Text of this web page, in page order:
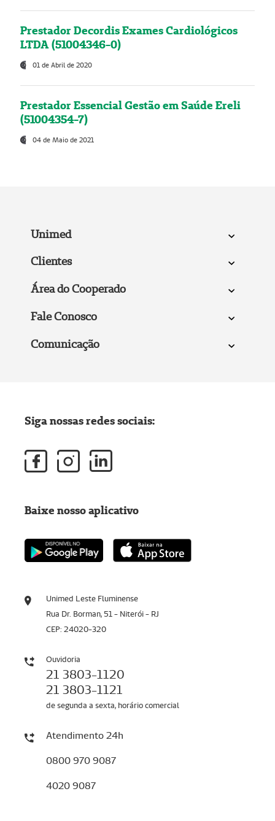
Prestador Decordis Exames Cardiológicos
LTDA (51004346-0)
01 de Abril de 2020
Prestador Essencial Gestão em Saúde Ereli
(51004354-7)
04 de Maio de 2021
Unimed
Clientes
Área do Cooperado
Fale Conosco
Comunicação
Unimed Leste Fluminense
Rua Dr. Borman, 51 - Niterói - RJ
CEP: 24020-320
Ouvidoria
21 3803-1120
21 3803-1121
de segunda a sexta, horário comercial
Atendimento 24h
0800 970 9087
4020 9087
Siga nossas redes sociais:
Baixe nosso aplicativo